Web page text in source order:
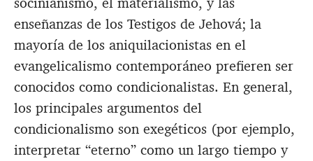
enseñanzas de los Testigos de Jehová; la
mayoría de los aniquilacionistas en el
evangelicalismo contemporáneo prefieren ser
conocidos como condicionalistas. En general,
los principales argumentos del
condicionalismo son exegéticos (por ejemplo,
interpretar “eterno” como un largo tiempo y